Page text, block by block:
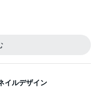
白した夫弟